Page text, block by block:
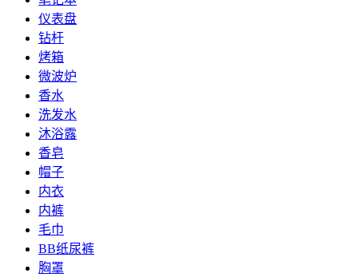
仪表盘
钻杆
烤箱
微波炉
香水
洗发水
沐浴露
香皂
帽子
内衣
内裤
毛巾
BB纸尿裤
胸罩